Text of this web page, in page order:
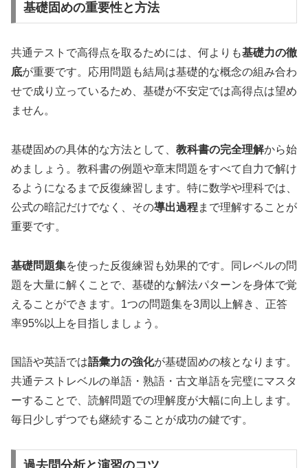
基礎固めの重要性と方法
共通テストで高得点を取るためには、何よりも基礎力の徹
底が重要です。応用問題も結局は基礎的な概念の組み合わ
せで成り立っているため、基礎が不安定では高得点は望め
ません。
基礎固めの具体的な方法として、 教科書の完全理解から始
めましょう。教科書の例題や章末問題をすべて自力で解け
るようになるまで反復練習します。特に数学や理科では、
公式の暗記だけでなく、その導出過程まで理解することが
重要です。
基礎問題集を使った反復練習も効果的です。同レベルの問
題を大量に解くことで、基礎的な解法パターンを身体で覚
えることができます。1つの問題集を3周以上解き、正答
率95%以上を目指しましょう。
国語や英語では語彙力の強化が基礎固めの核となります。
共通テストレベルの単語・熟語・古文単語を完璧にマスタ
ーすることで、読解問題での理解度が大幅に向上します。
毎日少しずつでも継続することが成功の鍵です。
過去問分析と演習のコツ